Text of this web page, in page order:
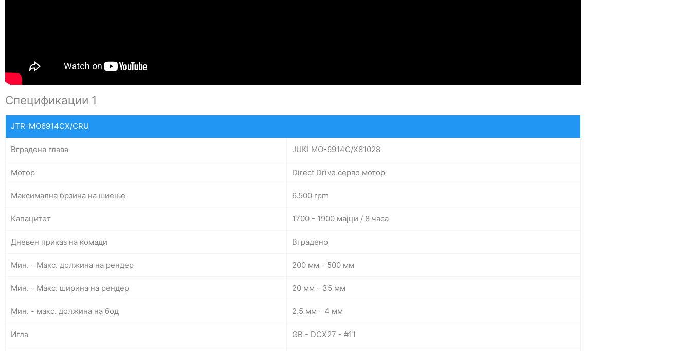
Спецификации 1
JTR-MO6914CX/CRU
Вградена глава JUKI MO-6914C/X81028
Мотор Direct Drive серво мотор
Максимална брзина на шиење 6.500 rpm
Капацитет 1700 - 1900 мајци / 8 часа
Дневен приказ на комади Вградено
Мин. - Макс. должина на рендер 200 мм - 500 мм
Мин. - Макс. ширина на рендер 20 мм - 35 мм
Мин. - макс. должина на бод 2.5 мм - 4 мм
Игла GB - DCX27 - #11